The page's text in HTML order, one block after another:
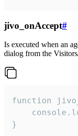
jivo_onAccept#
Is executed when an
dialog from the
function
}